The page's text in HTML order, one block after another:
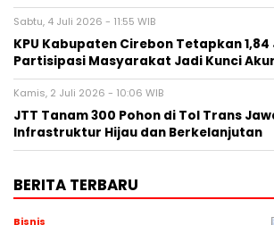
Sabtu, 4 Juli 2026 - 11:55 WIB
KPU Kabupaten Cirebon Tetapkan 1,84
Partisipasi Masyarakat Jadi Kunci
Kamis, 2 Juli 2026 - 10:06 WIB
JTT Tanam 300 Pohon di Tol Trans
Infrastruktur Hijau dan Berkelanjutan
BERITA TERBARU
Bisnis